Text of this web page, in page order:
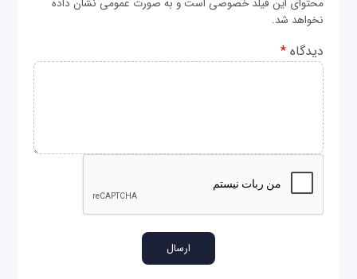
محتوای این فیلد خصوصی است و به صورت عمومی نشان داده
نخواهد شد.
دیدگاه*